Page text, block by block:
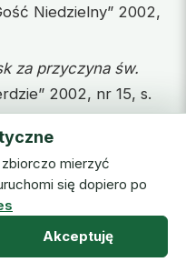
Niedzielny” 2002,
za przyczyna św.
2002, nr 15, s.
pełnienia
. „Nasza Arka” 2002,
Ojczyznę. „Czas
5.
mierzyć
się dopiero po
Akceptuję